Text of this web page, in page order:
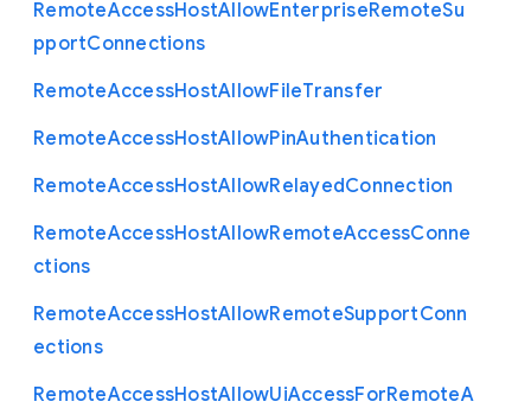
RemoteAccessHostAllowEnterpriseRemoteSu
pportConnections
RemoteAccessHostAllowFileTransfer
RemoteAccessHostAllowPinAuthentication
RemoteAccessHostAllowRelayedConnection
RemoteAccessHostAllowRemoteAccessConne
ctions
RemoteAccessHostAllowRemoteSupportConn
ections
RemoteAccessHostAllowUiAccessForRemoteA